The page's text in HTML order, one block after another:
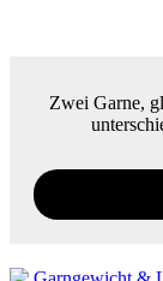
Zwei Garne,